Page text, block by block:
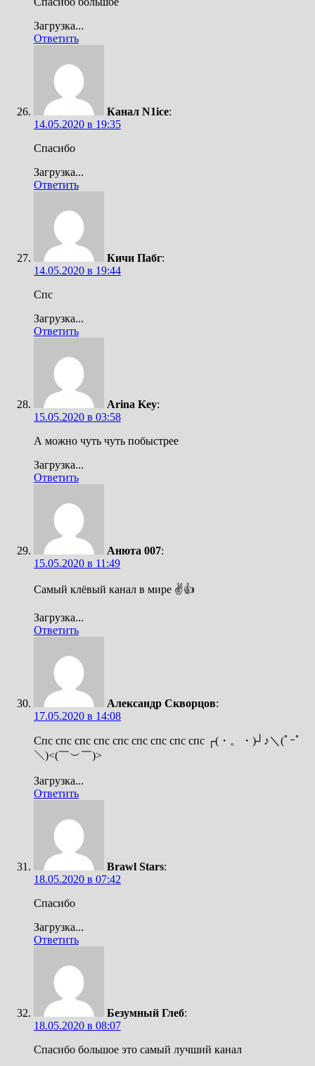
Загрузка...
Ответить
Канал N1ice:
14.05.2020 в 19:35
Спасибо
Загрузка...
Ответить
Кичи Пабг:
14.05.2020 в 19:44
Спс
Загрузка...
Ответить
Arina Key:
15.05.2020 в 03:58
А можно чуть чуть побыстрее
Загрузка...
Ответить
Анюта 007:
15.05.2020 в 11:49
Самый клёвый канал в мире ✌️👍
Загрузка...
Ответить
Александр Скворцов:
17.05.2020 в 14:08
Спс спс спс спс спс спс спс спс спс ┌(・。・)┘♪＼(ﾟｰﾟ
＼)<(￣︶￣)>
Загрузка...
Ответить
Brawl Stars:
18.05.2020 в 07:42
Спасибо
Загрузка...
Ответить
Безумный Глеб:
18.05.2020 в 08:07
Спасибо большое это самый лучший канал